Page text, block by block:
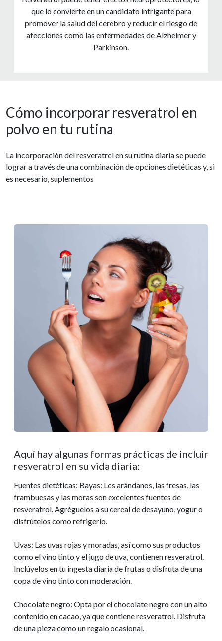
que lo convierte en un candidato intrigante para
promover la salud del cerebro y reducir el riesgo de
afecciones como las enfermedades de Alzheimer y
Parkinson.
Cómo incorporar resveratrol en
polvo en tu rutina
La incorporación del resveratrol en su rutina diaria se puede
lograr a través de una combinación de opciones dietéticas y, si
es necesario, suplementos
Aquí hay algunas formas prácticas de incluir
resveratrol en su vida diaria:
Fuentes dietéticas: Bayas: Los arándanos, las fresas, las
frambuesas y las moras son excelentes fuentes de
resveratrol. Agréguelos a su cereal de desayuno, yogur o
disfrútelos como refrigerio.
Uvas: Las uvas rojas y moradas, así como sus productos
como el vino tinto y el jugo de uva, contienen resveratrol.
Inclúyelos en tu ingesta diaria de frutas o disfruta de una
copa de vino tinto con moderación.
Chocolate negro: Opta por el chocolate negro con un alto
contenido en cacao, ya que contiene resveratrol. Disfruta
de una pieza como un regalo ocasional.